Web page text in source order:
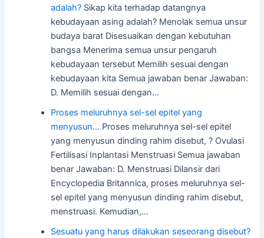
adalah? Sikap kita terhadap datangnya
kebudayaan asing adalah? Menolak semua unsur
budaya barat Disesuaikan dengan kebutuhan
bangsa Menerima semua unsur pengaruh
kebudayaan tersebut Memilih sesuai dengan
kebudayaan kita Semua jawaban benar Jawaban:
D. Memilih sesuai dengan…
Proses meluruhnya sel-sel epitel yang
menyusun… Proses meluruhnya sel-sel epitel
yang menyusun dinding rahim disebut, ? Ovulasi
Fertilisasi Inplantasi Menstruasi Semua jawaban
benar Jawaban: D. Menstruasi Dilansir dari
Encyclopedia Britannica, proses meluruhnya sel-
sel epitel yang menyusun dinding rahim disebut,
menstruasi. Kemudian,…
Sesuatu yang harus dilakukan seseorang disebut?